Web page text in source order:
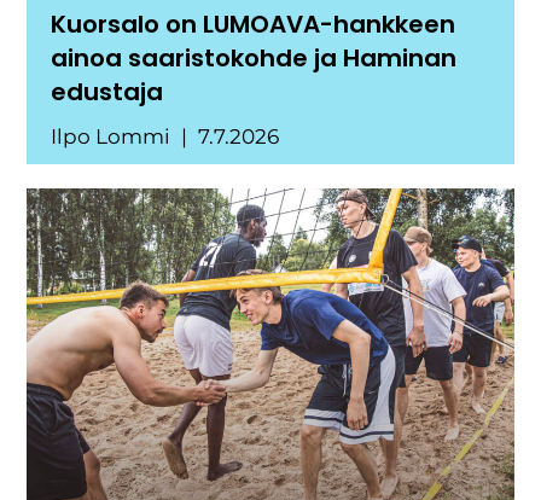
Kuorsalo on LUMOAVA-hankkeen
ainoa saaristokohde ja Haminan
edustaja
Ilpo Lommi 7.7.2026